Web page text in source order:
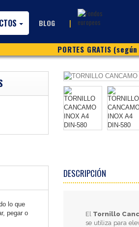
BLOG |
PORTES GRATIS
DESCRIPCIÓN
El Tornillo
se utiliza para